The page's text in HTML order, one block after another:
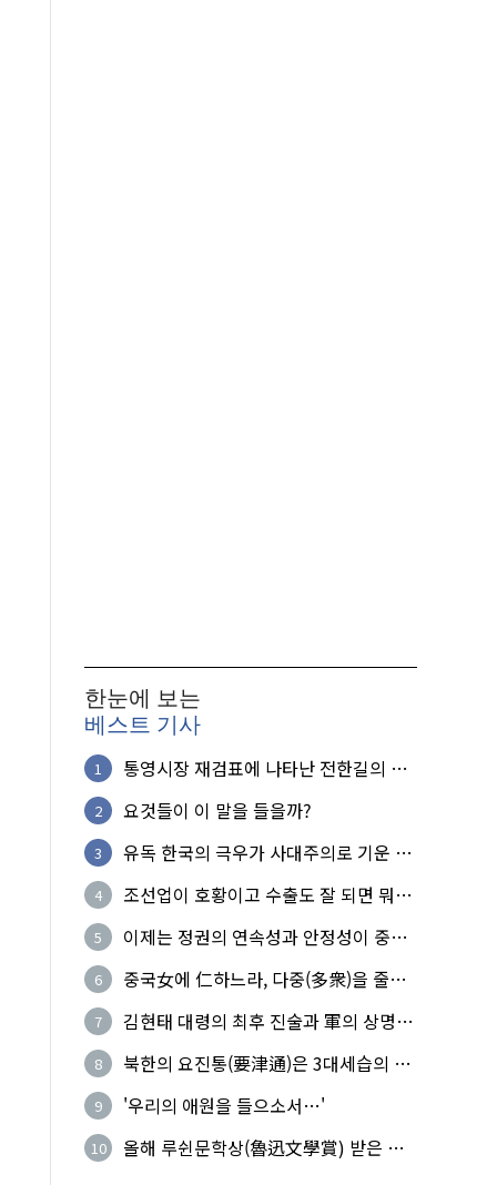
한눈에 보는
베스트 기사
1
통영시장 재검표에 나타난 전한길의 무
2 요것들이 이 말을 들을까?
3
유독 한국의 극우가 사대주의로 기운 이
4
조선업이 호황이고 수출도 잘 되면 뭐하
5
이제는 정권의 연속성과 안정성이 중요
6
중국女에 仁하느라, 다중(多衆)을 줄세
7
김현태 대령의 최후 진술과 軍의 상명하
8
북한의 요진통(要津通)은 3대세습의 사
9 '우리의 애원을 들으소서…'
10
올해 루쉰문학상(魯迅文學賞) 받은 왕